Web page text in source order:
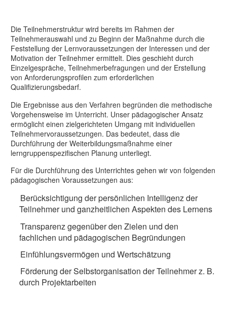
Die Teilnehmerstruktur wird bereits im Rahmen der
Teilnehmerauswahl und zu Beginn der Maßnahme durch die
Feststellung der Lernvoraussetzungen der Interessen und der
Motivation der Teilnehmer ermittelt. Dies geschieht durch
Einzelgespräche, Teilnehmerbefragungen und der Erstellung
von Anforderungsprofilen zum erforderlichen
Qualifizierungsbedarf.
Die Ergebnisse aus den Verfahren begründen die methodische
Vorgehensweise im Unterricht. Unser pädagogischer Ansatz
ermöglicht einen zielgerichteten Umgang mit individuellen
Teilnehmervoraussetzungen. Das bedeutet, dass die
Durchführung der Weiterbildungsmaßnahme einer
lerngruppenspezifischen Planung unterliegt.
Für die Durchführung des Unterrichtes gehen wir von folgenden
pädagogischen Voraussetzungen aus:
Berücksichtigung der persönlichen Intelligenz der
Teilnehmer und ganzheitlichen Aspekten des Lernens
Transparenz gegenüber den Zielen und den
fachlichen und pädagogischen Begründungen
Einfühlungsvermögen und Wertschätzung
Förderung der Selbstorganisation der Teilnehmer z. B.
durch Projektarbeiten